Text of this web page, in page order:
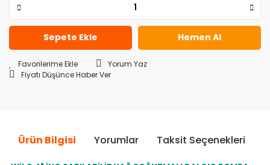
Sepete Ekle Hemen Al
Yorum Yaz
Fiyatı Düşünce Haber Ver
Ürün Bilgisi Yorumlar Taksit Seçenekleri